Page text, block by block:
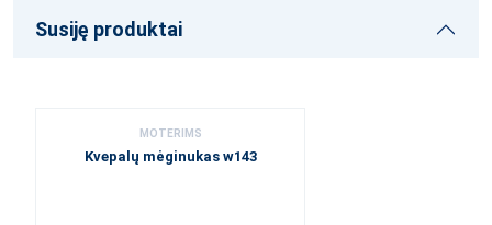
Susiję produktai
MOTERIMS
Kvepalų mėginukas w143